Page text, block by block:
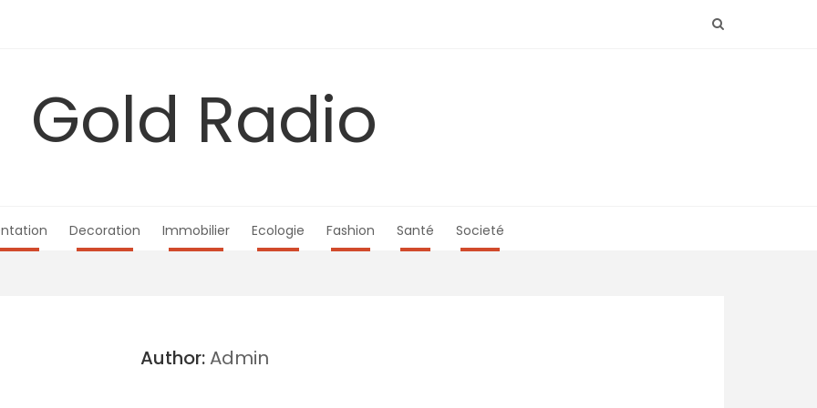
Gold Radio
Decoration Immobilier Ecologie Fashion Santé Societé
Author:Admin